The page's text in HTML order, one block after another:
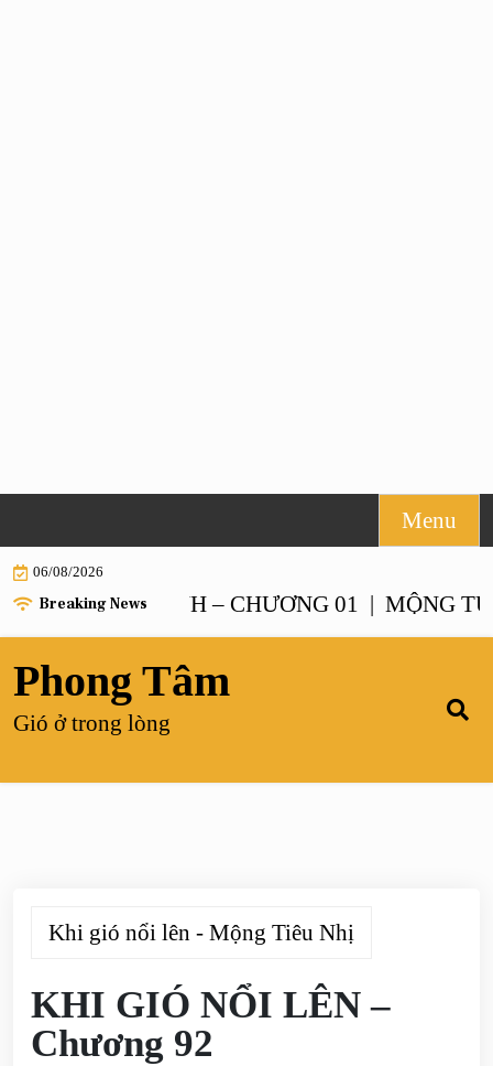
to
content
Menu
06/08/2026
Breaking NewsXANH – CHƯƠNG 01 |MỘNG
Phong Tâm
Gió ở trong lòng
Khi gió nổi lên - Mộng Tiêu Nhị
KHI GIÓ NỔI LÊN –
Chương 92